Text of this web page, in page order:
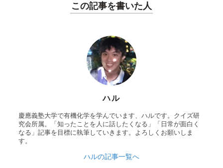
この記事を書いた人
ハル
慶應義塾大学で有機化学を学んでいます、ハルです。クイズ研
究会所属。「知ったことを人に話したくなる」「日常が面白く
なる」記事を目標に執筆していきます。よろしくお願いしま
す。
ハルの記事一覧へ